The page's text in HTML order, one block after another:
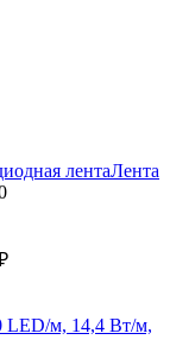
лентаЛента